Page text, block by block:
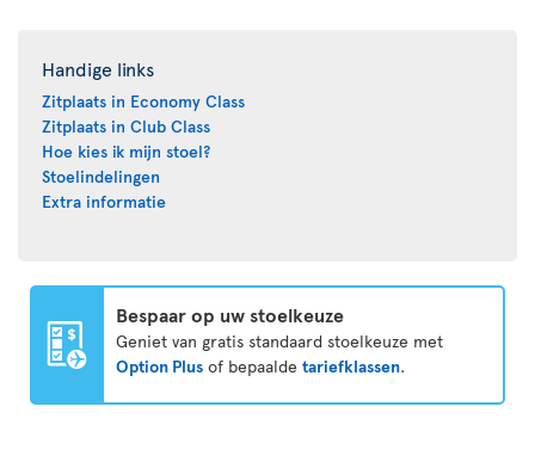
Handige links
Zitplaats in Economy Class
Zitplaats in Club Class
Hoe kies ik mijn stoel?
Stoelindelingen
Extra informatie
Bespaar op uw stoelkeuze
Geniet van gratis standaard stoelkeuze met
Option Plus of bepaalde tariefklassen.